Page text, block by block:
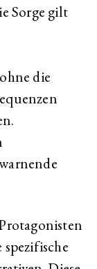
Sorge gilt
die